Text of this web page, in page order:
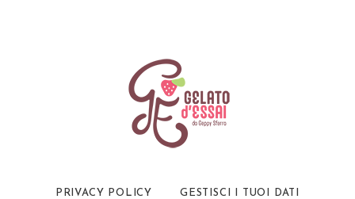
PRIVACY POLICY GESTISCI I TUOI DATI